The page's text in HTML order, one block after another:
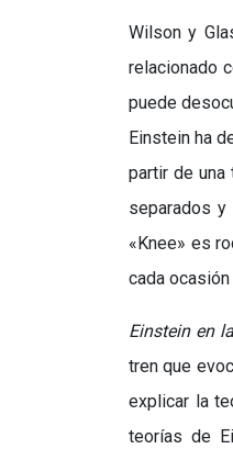
Wilson y
relacionado
puede
Einstein ha
partir de una
separados y
«Knee» es
cada
Einstein en
tren que
explicar la
teorías de